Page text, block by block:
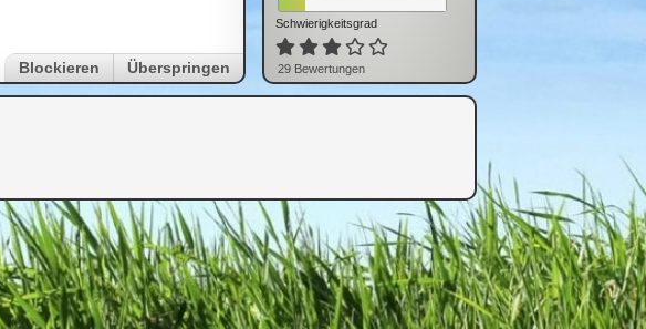
Blockieren Überspringen
Schwierigkeitsgrad
29 Bewertungen